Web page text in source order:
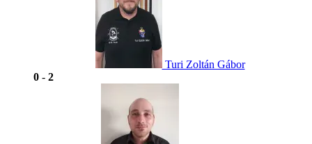
Turi Zoltán Gábor
0 - 2